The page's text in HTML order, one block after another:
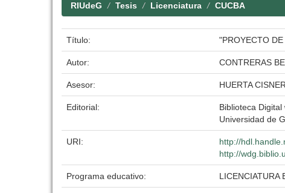
RIUdeG Tesis Licenciatura CUCBA
Título: "PROYECTO
Autor: CONTRERAS
Asesor: HUERTA
Editorial:
Biblioteca Digital
Universidad de
URI:
http://
http://
Programa educativo: LICENCIATURA